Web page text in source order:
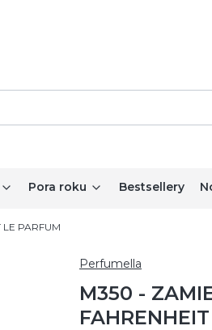
Pora roku Bestsellery
PARFUM
Perfumella
M350 -